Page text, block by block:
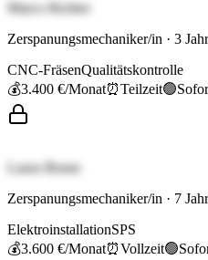
Marco Richter
Zerspanungsmechaniker/in · 3
CNC-FräsenQualitätskontrolle
💰3.400 €/Monat⏰Teilzeit🟢
Laura Braun
Zerspanungsmechaniker/in · 7
ElektroinstallationSPS
💰3.600 €/Monat⏰Vollzeit🟢